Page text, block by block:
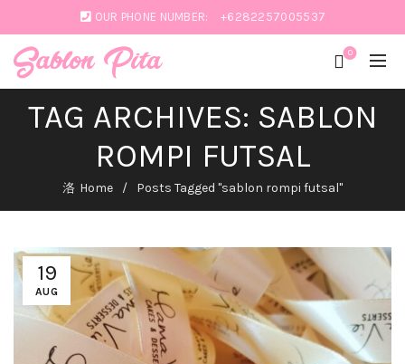
OUR PHONE NUMBER: +6282257005537
0
TAG ARCHIVES: SABLON
ROMPI FUTSAL
Home Posts Tagged "sablon rompi futsal"
19
AUG
SABLON
PITA:
PERCANTIK
PRODUK
HAMPERS